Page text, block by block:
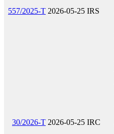
557/2025-T 2026-05-25 IRS
30/2026-T 2026-05-25 IRC